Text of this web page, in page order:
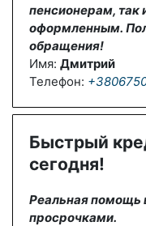
пенсионерам, так
оформленным.
обращения!
Имя: Дмитрий
Телефон:
Быстрый
сегодня!
Реальная помощь
просрочками.